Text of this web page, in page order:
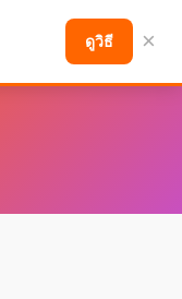
ดูวิธี ×